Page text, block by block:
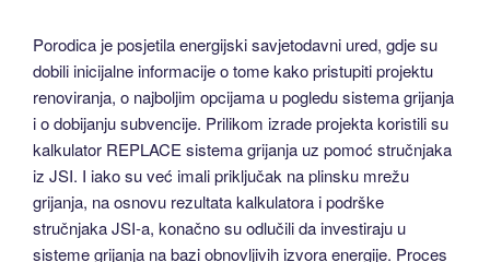
Porodica je posjetila energijski savjetodavni ured, gdje su
dobili inicijalne informacije o tome kako pristupiti projektu
renoviranja, o najboljim opcijama u pogledu sistema grijanja
i o dobijanju subvencije. Prilikom izrade projekta koristili su
kalkulator REPLACE sistema grijanja uz pomoć stručnjaka
iz JSI. I iako su već imali priključak na plinsku mrežu
grijanja, na osnovu rezultata kalkulatora i podrške
stručnjaka JSI-a, konačno su odlučili da investiraju u
sisteme grijanja na bazi obnovljivih izvora energije. Proces